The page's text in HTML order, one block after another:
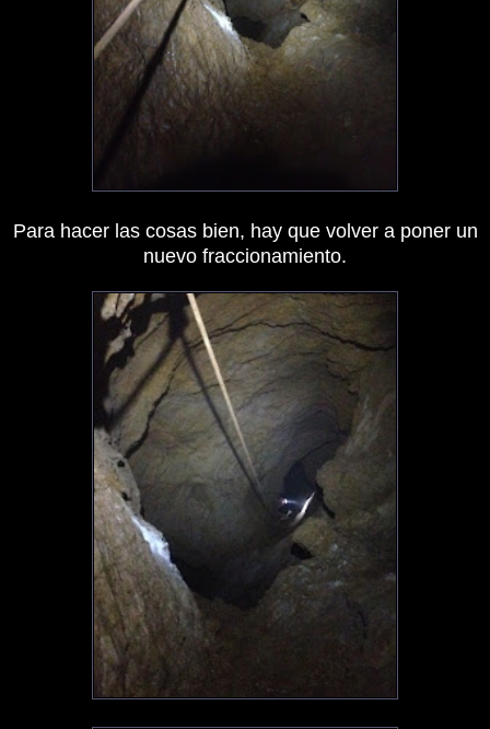
Para hacer las cosas bien, hay que volver a poner un
nuevo fraccionamiento.